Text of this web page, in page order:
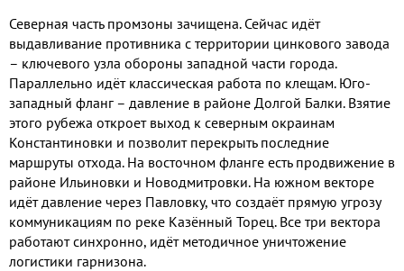
Северная часть промзоны зачищена. Сейчас идёт
выдавливание противника с территории цинкового завода
– ключевого узла обороны западной части города.
Параллельно идёт классическая работа по клещам. Юго-
западный фланг – давление в районе Долгой Балки. Взятие
этого рубежа откроет выход к северным окраинам
Константиновки и позволит перекрыть последние
маршруты отхода. На восточном фланге есть продвижение в
районе Ильиновки и Новодмитровки. На южном векторе
идёт давление через Павловку, что создаёт прямую угрозу
коммуникациям по реке Казённый Торец. Все три вектора
работают синхронно, идёт методичное уничтожение
логистики гарнизона.